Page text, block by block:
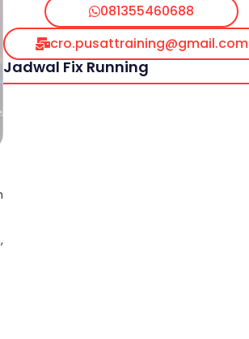
081355460688
cro.pusattraining@gmail.com
Jadwal Fix Running